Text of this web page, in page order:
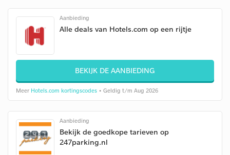
Aanbieding
Alle deals van Hotels.com op een rijtje
BEKIJK DE AANBIEDING
Meer Hotels.com kortingscodes • Geldig t/m Aug 2026
Aanbieding
Bekijk de goedkope tarieven op
247parking.nl